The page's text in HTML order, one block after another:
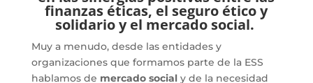
finanzas éticas, el seguro ético y
solidario y el mercado social.
Muy a menudo, desde las entidades y
organizaciones que formamos parte de la ESS
hablamos de mercado socialy de la necesidad